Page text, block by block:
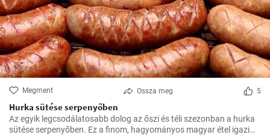
Megment Ossza meg 5
Hurka sütése serpenyőben
Az egyik legcsodálatosabb dolog az őszi és téli szezonban a hurka
sütése serpenyőben. Ez a finom, hagyományos magyar étel igazi